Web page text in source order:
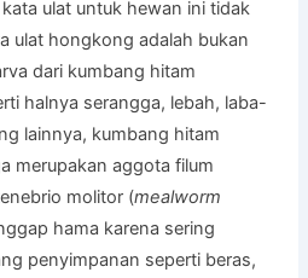
ulat untuk hewan ini tidak
ulat hongkong adalah bukan
dari kumbang hitam
halnya serangga, lebah, laba-
lainnya, kumbang hitam
merupakan aggota filum
molitor (mealworm
hama karena sering
penyimpanan seperti beras,